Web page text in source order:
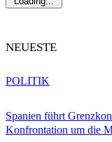
NEUESTE
Spanien führt
Konfrontation um die
POLITIK